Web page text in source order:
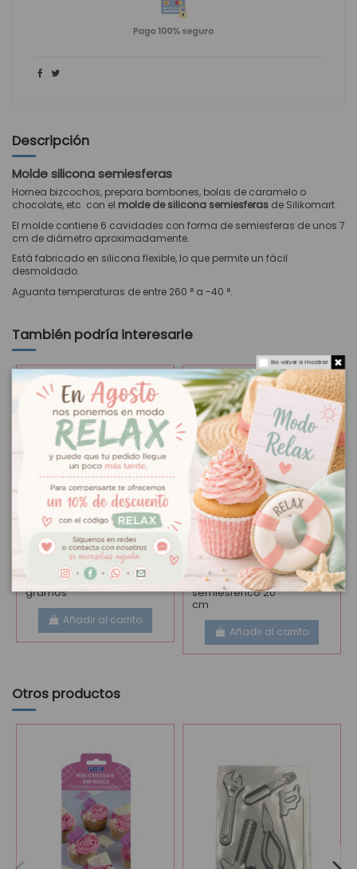
Descripción
Molde silicona semiesferas
Hornea bizcochos, prepara bombones, bolas de caramelo o
chocolate, etc. con el molde de silicona semiesferas de Silikomart.
El molde contiene 6 cavidades con forma de semiesferas de unos 7
cm de diámetro aproximadamente.
Está fabricado en silicona flexible, lo que permite un fácil
desmoldado.
Aguanta temperaturas de entre 260 ° a -40 °.
También podría interesarle
Isomalt 250
gramos
5,50 €
Añadir al carrito
Molde
semiesférico 20
cm
11,95 €
Añadir al carrito
Otros productos
No volver a mostrar